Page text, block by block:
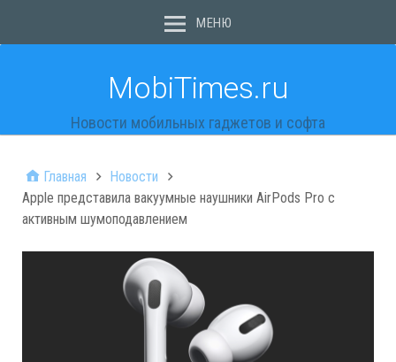
МЕНЮ
MobiTimes.ru
Новости мобильных гаджетов и софта
Главная
Новости
Apple представила вакуумные наушники AirPods Pro с
активным шумоподавлением